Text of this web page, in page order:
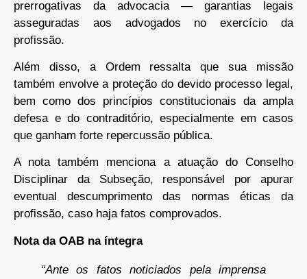
prerrogativas da advocacia — garantias legais
asseguradas aos advogados no exercício da
profissão.
Além disso, a Ordem ressalta que sua missão
também envolve a proteção do devido processo legal,
bem como dos princípios constitucionais da ampla
defesa e do contraditório, especialmente em casos
que ganham forte repercussão pública.
A nota também menciona a atuação do Conselho
Disciplinar da Subseção, responsável por apurar
eventual descumprimento das normas éticas da
profissão, caso haja fatos comprovados.
Nota da OAB na íntegra
“Ante os fatos noticiados pela imprensa